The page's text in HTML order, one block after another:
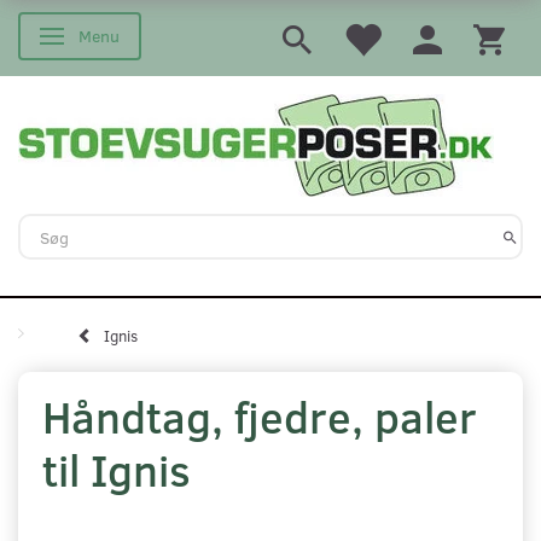
Skifte navigation
Menu
Ignis
Håndtag, fjedre, paler
til Ignis